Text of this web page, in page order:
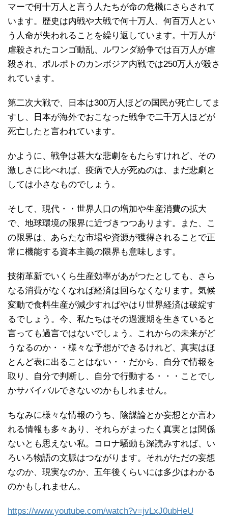
マーで何十万人と言う人たちが命の危機にさらされて
います。歴史は内戦や大戦で何十万人、何百万人とい
う人命が失われることを繰り返しています。十万人が
虐殺されたコンゴ動乱、ルワンダ紛争では百万人が虐
殺され、ポルポトのカンボジア内戦では250万人が殺さ
れています。
第二次大戦で、日本は300万人ほどの国民が死亡してま
すし、日本が海外でおこなった戦争で二千万人ほどが
死亡したと言われています。
かように、戦争は甚大な悲劇をもたらすけれど、その
激しさに比べれば、疫病で人が死ぬのは、まだ悲劇と
しては小さなものでしょう。
そして、現代・・世界人口の増加や生産消費の拡大
で、地球環境の限界に近づきつつあります。また、こ
の限界は、あらたな市場や資源が獲得されることで正
常に機能する資本主義の限界も意味します。
技術革新でいくら生産効率があがつたとしても、さら
なる消費がなくなれば経済は回らなくなります。気候
変動で食料生産が減少すればやはり世界経済は破綻す
るでしょう。今、私たちはその過渡期を生きていると
言っても過言ではないでしょう。これからの未来がど
うなるのか・・様々な予想ができるけれど、真実はほ
とんど表に出ることはない・・だから、自分で情報を
取り、自分で判断し、自分で行動する・・・ことでし
かサバイバルできないのかもしれません。
ちなみに様々な情報のうち、陰謀論とか妄想とか言わ
れる情報も多々あり、それらがまったく真実とは関係
ないとも思えない私。コロナ騒動も深読みすれば、い
ろいろ物語の文脈はつながります。それがただの妄想
なのか、現実なのか、五年後くらいには多少はわかる
のかもしれません。
https://www.youtube.com/watch?v=jvLxJ0ubHeU